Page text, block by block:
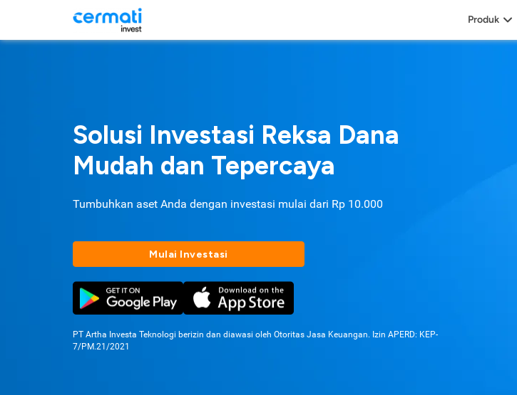
Produk
Solusi Investasi Reksa Dana
Mudah dan Tepercaya
Tumbuhkan aset Anda dengan investasi mulai dari Rp 10.000
Mulai Investasi
PT Artha Investa Teknologi berizin dan diawasi oleh Otoritas Jasa Keuangan. Izin APERD: KEP-
7/PM.21/2021